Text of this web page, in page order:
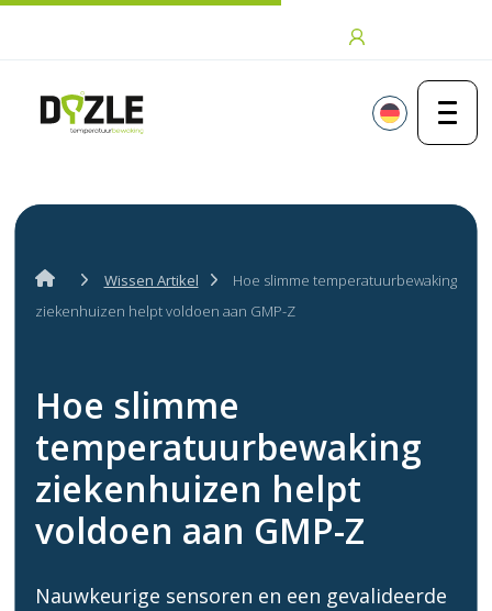
Wissen Artikel
Hoe slimme temperatuurbewaking
ziekenhuizen helpt voldoen aan GMP-Z
Hoe slimme
temperatuurbewaking
ziekenhuizen helpt
voldoen aan GMP-Z
Nauwkeurige sensoren en een gevalideerde